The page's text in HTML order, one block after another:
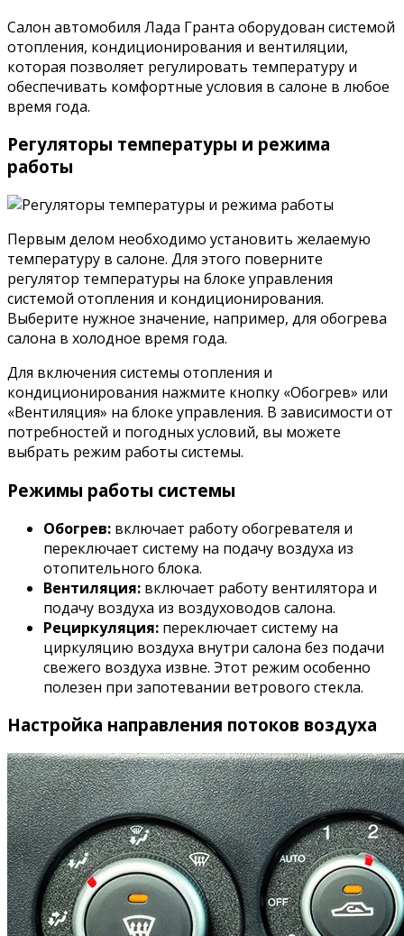
Салон автомобиля Лада Гранта оборудован системой
отопления, кондиционирования и вентиляции,
которая позволяет регулировать температуру и
обеспечивать комфортные условия в салоне в любое
время года.
Регуляторы температуры и режима
работы
Первым делом необходимо установить желаемую
температуру в салоне. Для этого поверните
регулятор температуры на блоке управления
системой отопления и кондиционирования.
Выберите нужное значение, например, для обогрева
салона в холодное время года.
Для включения системы отопления и
кондиционирования нажмите кнопку «Обогрев» или
«Вентиляция» на блоке управления. В зависимости от
потребностей и погодных условий, вы можете
выбрать режим работы системы.
Режимы работы системы
Обогрев: включает работу обогревателя и
переключает систему на подачу воздуха из
отопительного блока.
Вентиляция: включает работу вентилятора и
подачу воздуха из воздуховодов салона.
Рециркуляция: переключает систему на
циркуляцию воздуха внутри салона без подачи
свежего воздуха извне. Этот режим особенно
полезен при запотевании ветрового стекла.
Настройка направления потоков воздуха